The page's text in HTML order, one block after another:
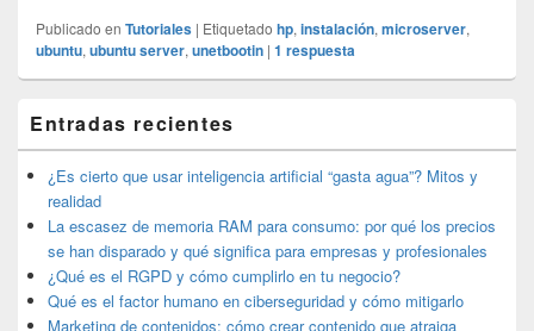
Publicado en Tutoriales | Etiquetado hp, instalación, microserver,
ubuntu, ubuntu server, unetbootin | 1 respuesta
área
de
widget
barra
lateral
primaria
Entradas recientes
¿Es cierto que usar inteligencia artificial “gasta agua”? Mitos y
realidad
La escasez de memoria RAM para consumo: por qué los precios
se han disparado y qué significa para empresas y profesionales
¿Qué es el RGPD y cómo cumplirlo en tu negocio?
Qué es el factor humano en ciberseguridad y cómo mitigarlo
Marketing de contenidos: cómo crear contenido que atraiga